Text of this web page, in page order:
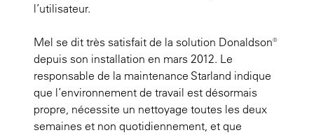
l’utilisateur.
Mel se dit très satisfait de la solution Donaldson®
depuis son installation en mars 2012. Le
responsable de la maintenance Starland indique
que l’environnement de travail est désormais
propre, nécessite un nettoyage toutes les deux
semaines et non quotidiennement, et que